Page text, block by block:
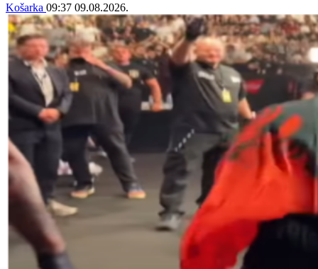
Košarka 09:37 09.08.2026.